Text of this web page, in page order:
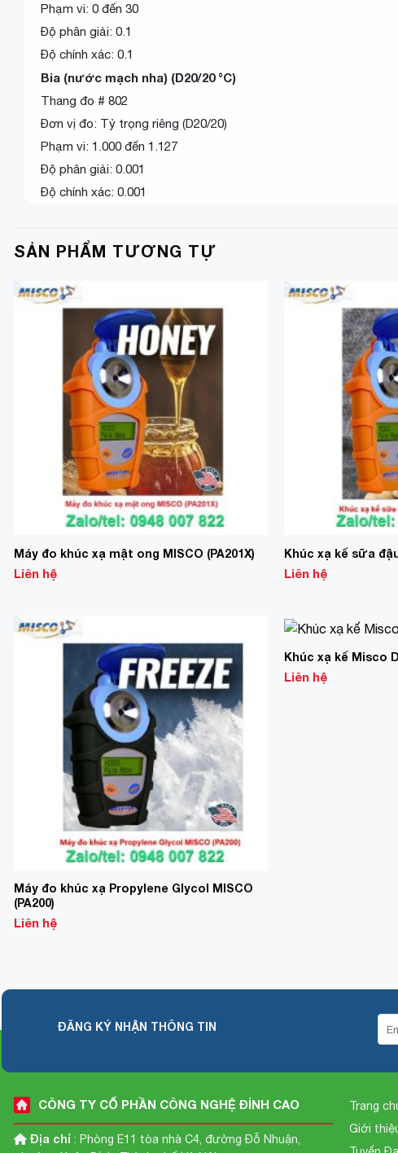
Phạm vi: 0 đến 30
Độ phân giải: 0.1
Độ chính xác: 0.1
Bia (nước mạch nha) (D20/20 °C)
Thang đo # 802
Đơn vị đo: Tỷ trọng riêng (D20/20)
Phạm vi: 1.000 đến 1.127
Độ phân giải: 0.001
Độ chính xác: 0.001
SẢN PHẨM TƯƠNG TỰ
Máy đo khúc xạ mật ong MISCO (PA201X)
Liên hệ
Khúc xạ kế sữa
Liên hệ
Add to
Wishlist
Máy đo khúc xạ Propylene Glycol MISCO
(PA200)
Liên hệ
Khúc xạ kế Misco
Liên hệ
ĐĂNG KÝ NHẬN THÔNG TIN
CÔNG TY CỔ PHẦN CÔNG NGHỆ ĐỈNH CAO
Địa chỉ : Phòng E11 tòa nhà C4, đường Đỗ Nhuận,
Trang
Giới